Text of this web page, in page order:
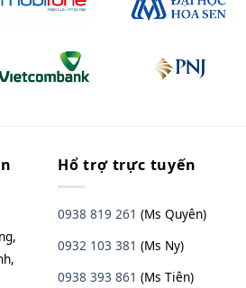
Hổ trợ trực tuyến
0938 819 261 (Ms Quyên)
0932 103 381 (Ms Ny)
0938 393 861 (Ms Tiên)